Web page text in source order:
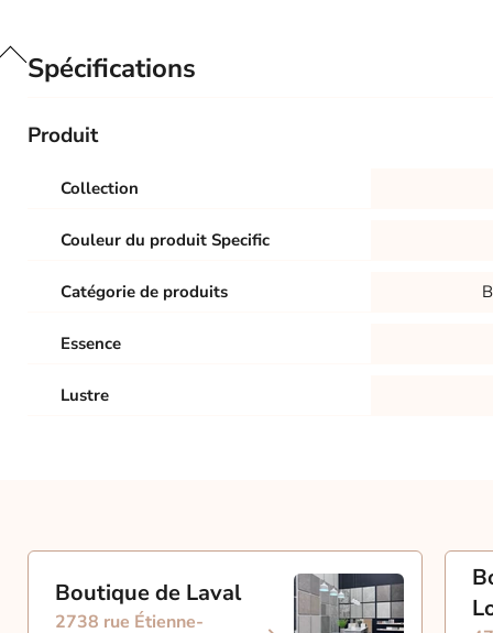
Spécifications
Produit
Collection
Couleur du produit Specific
Catégorie de produits
Essence
Lustre
Boutique de Laval
2738 rue Étienne-